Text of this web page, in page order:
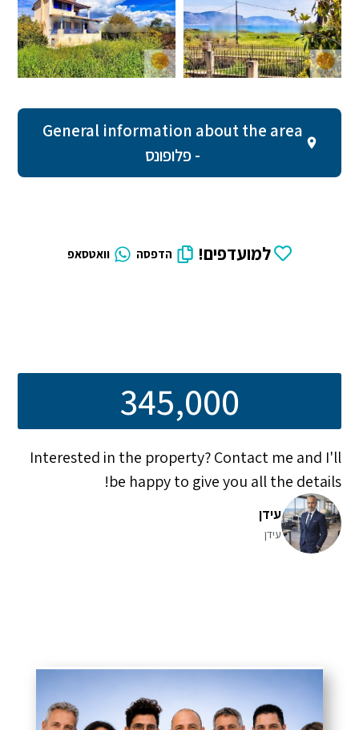
General information about the area
- פלופונס
למועדפים! הדפסה וואטסאפ
345,000
Interested in the property? Contact me and I'll
be happy to give you all the details!
עידן
עידן